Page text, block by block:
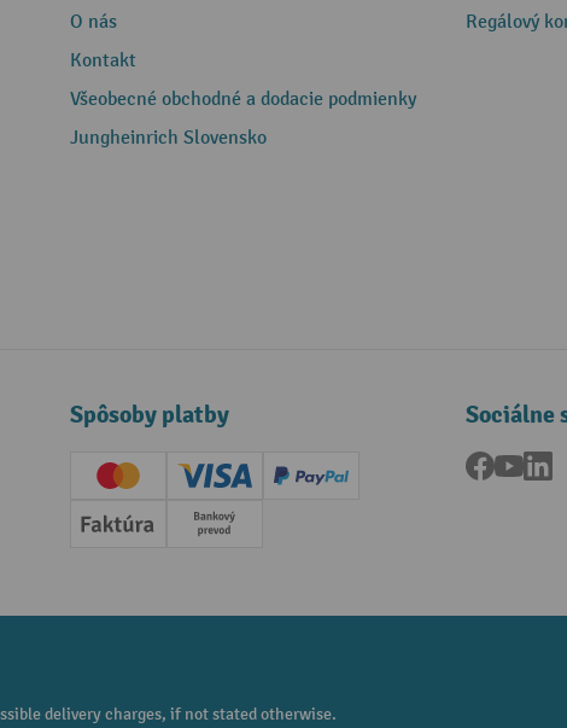
O nás
Kontakt
Všeobecné obchodné a dodacie podmienky
Jungheinrich Slovensko
Regálový
Spôsoby platby
Creditcard (Master)Creditcard (Visa)
PayPal
Faktúra Predplatba
Sociálne
Facebook
delivery charges, if not stated otherwise.